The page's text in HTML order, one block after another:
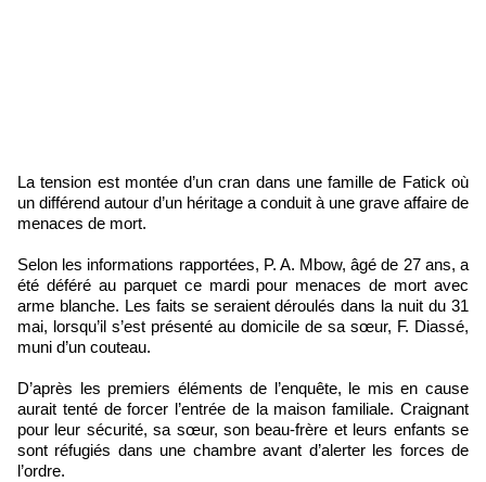
La tension est montée d’un cran dans une famille de Fatick où
un différend autour d’un héritage a conduit à une grave affaire de
menaces de mort.
Selon les informations rapportées, P. A. Mbow, âgé de 27 ans, a
été déféré au parquet ce mardi pour menaces de mort avec
arme blanche. Les faits se seraient déroulés dans la nuit du 31
mai, lorsqu’il s’est présenté au domicile de sa sœur, F. Diassé,
muni d’un couteau.
D’après les premiers éléments de l’enquête, le mis en cause
aurait tenté de forcer l’entrée de la maison familiale. Craignant
pour leur sécurité, sa sœur, son beau-frère et leurs enfants se
sont réfugiés dans une chambre avant d’alerter les forces de
l’ordre.